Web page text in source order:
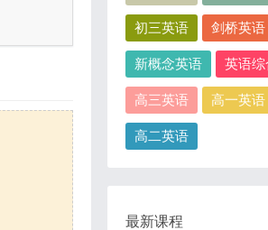
初三英语 剑桥英语
新概念英语 英语
高三英语 高一英语
高二英语
最新课程